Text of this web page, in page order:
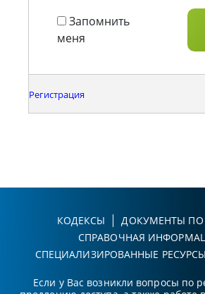
Запомнить
меня
Регистрация
КОДЕКСЫ
ДОКУМЕНТЫ
СПРАВОЧНАЯ
СПЕЦИАЛИЗИРОВАННЫЕ РЕСУРСЫ
Если у Вас возникли вопросы по